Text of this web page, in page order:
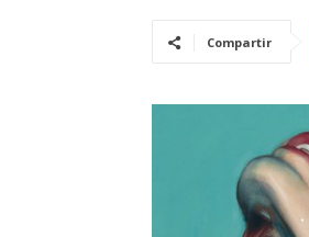
Compartir